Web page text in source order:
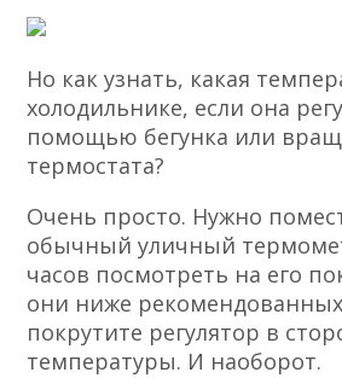
Но как узнать, какая
холодильнике, если она
помощью бегунка или
термостата?
Очень просто. Нужно
обычный уличный
часов посмотреть на его
они ниже
покрутите регулятор в
температуры. И наоборот.